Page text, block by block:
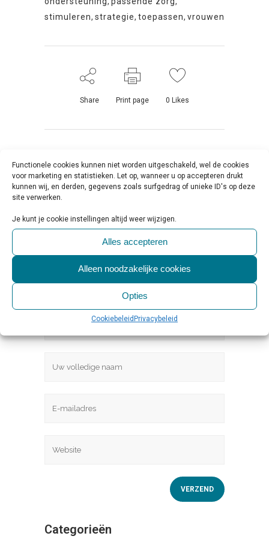
Functionele cookies kunnen niet worden uitgeschakeld, wel de cookies
voor marketing en statistieken. Let op, wanneer u op accepteren drukt
kunnen wij, en derden, gegevens zoals surfgedrag of unieke ID's op deze
site verwerken.
Je kunt je cookie instellingen altijd weer wijzigen.
Alles accepteren
Alleen noodzakelijke cookies
Opties
CookiebeleidPrivacybeleid
stimuleren, strategie, toepassen, vrouwen
Share Print page 0 Likes
Geef een reactie
Categorieën